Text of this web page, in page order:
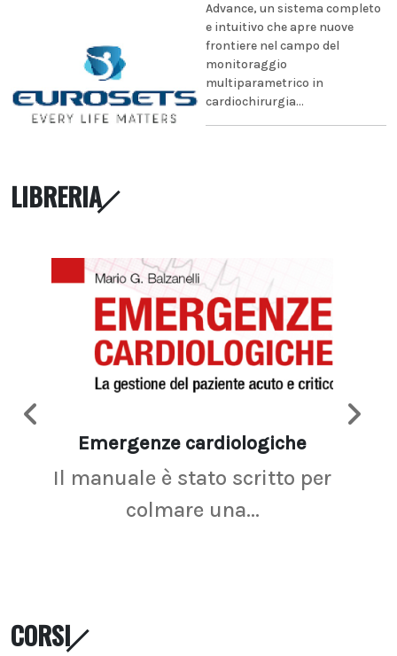
Advance, un sistema completo
e intuitivo che apre nuove
frontiere nel campo del
monitoraggio
multiparametrico in
cardiochirurgia...
LIBRERIA
Emergenze cardiologiche
Il manuale è stato scritto per
colmare una...
CORSI